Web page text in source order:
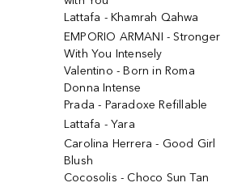
Lattafa - Khamrah Qahwa
EMPORIO ARMANI - Stronger
With You Intensely
Valentino - Born in Roma
Donna Intense
Prada - Paradoxe Refillable
Lattafa - Yara
Carolina Herrera - Good Girl
Blush
Cocosolis - Choco Sun Tan